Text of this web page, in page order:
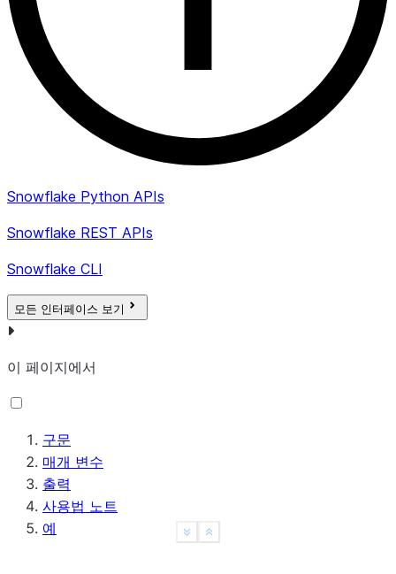
Show less
See more
Snowflake Python APIs
Snowflake REST APIs
Snowflake CLI
모든 인터페이스 보기
이 페이지에서
구문
매개 변수
출력
사용법 노트
예